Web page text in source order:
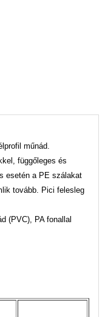
műnád.
függőleges és
esetén a PE szálakat
tovább. Pici felesleg
(PVC), PA fonallal